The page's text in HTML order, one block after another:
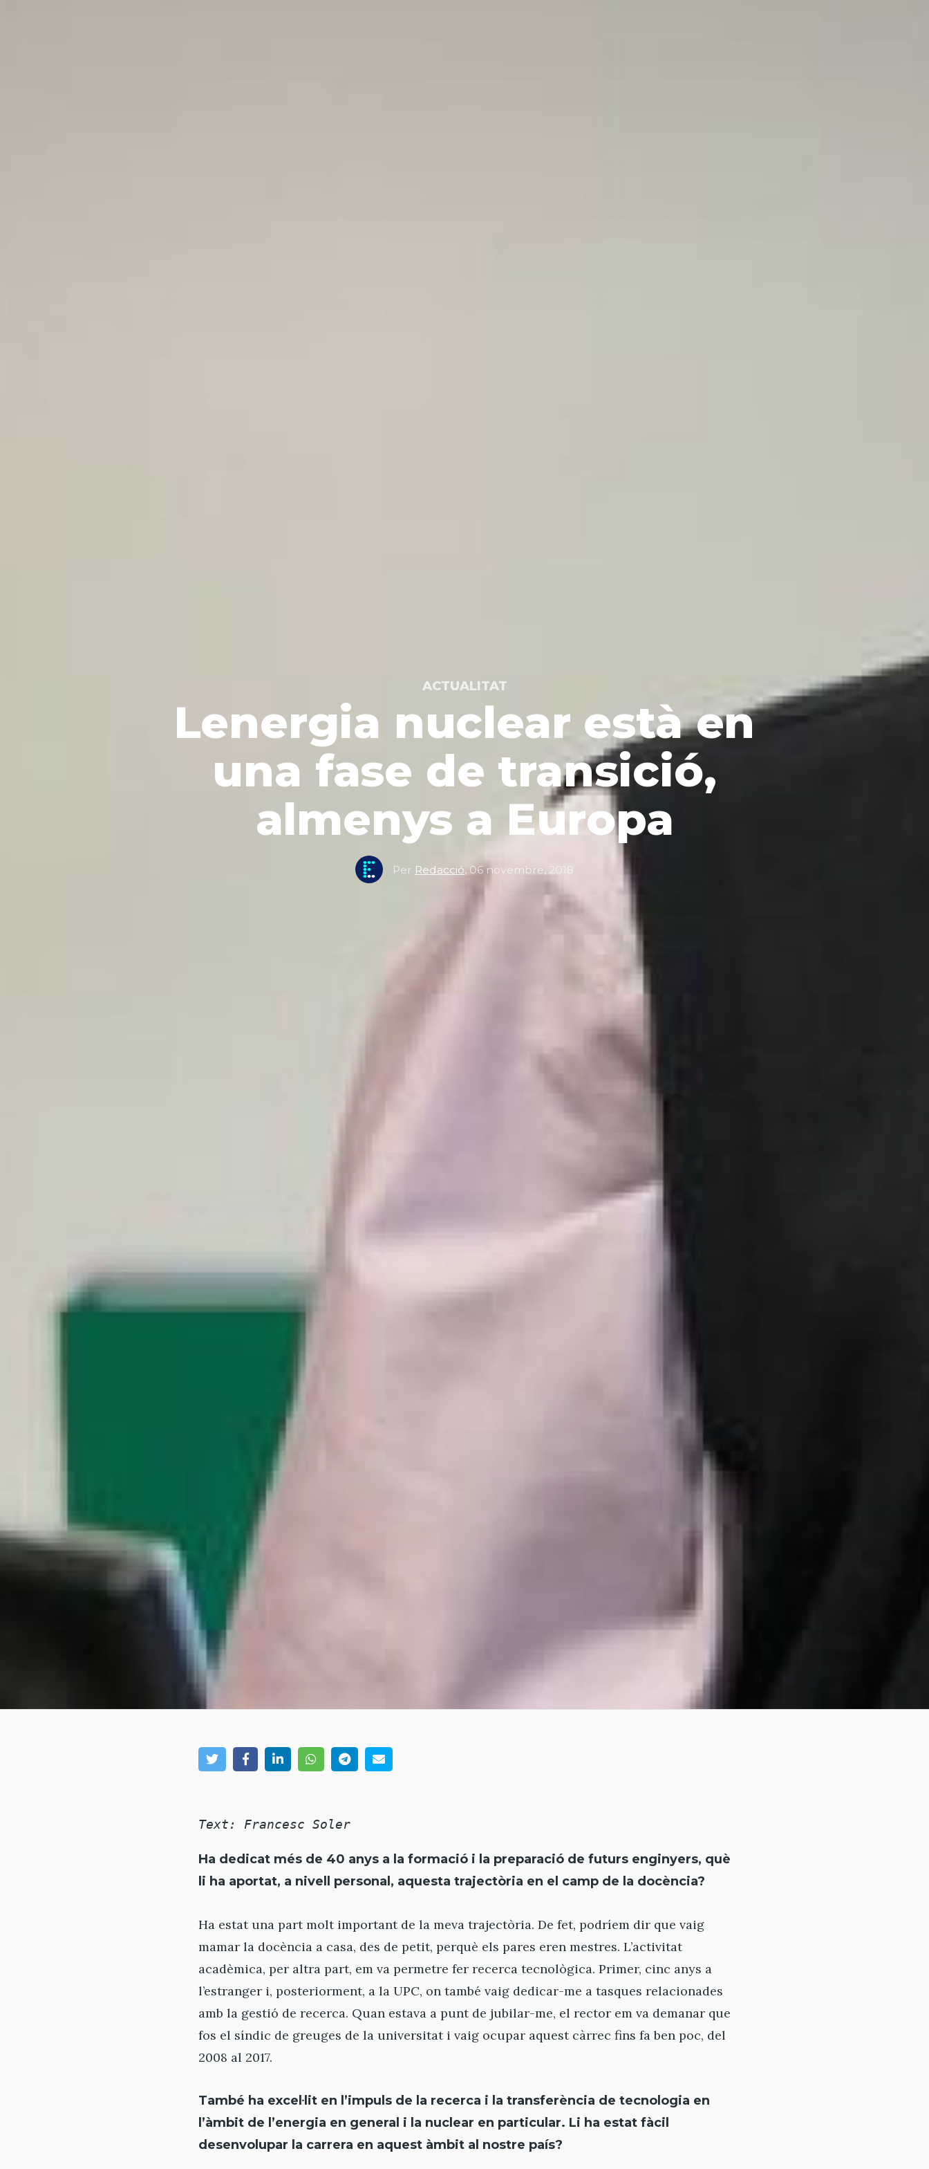
ACTUALITAT
Lenergia nuclear està en
una fase de transició,
almenys a Europa
Per Redacció, 06 novembre, 2018
Text: Francesc Soler
Ha dedicat més de 40 anys a la formació i la preparació de futurs enginyers, què
li ha aportat, a nivell personal, aquesta trajectòria en el camp de la docència?
Ha estat una part molt important de la meva trajectòria. De fet, podríem dir que vaig
mamar la docència a casa, des de petit, perquè els pares eren mestres. L’activitat
acadèmica, per altra part, em va permetre fer recerca tecnològica. Primer, cinc anys a
l’estranger i, posteriorment, a la UPC, on també vaig dedicar-me a tasques relacionades
amb la gestió de recerca. Quan estava a punt de jubilar-me, el rector em va demanar que
fos el síndic de greuges de la universitat i vaig ocupar aquest càrrec fins fa ben poc, del
2008 al 2017.
També ha excel·lit en l’impuls de la recerca i la transferència de tecnologia en
l’àmbit de l’energia en general i la nuclear en particular. Li ha estat fàcil
desenvolupar la carrera en aquest àmbit al nostre país?